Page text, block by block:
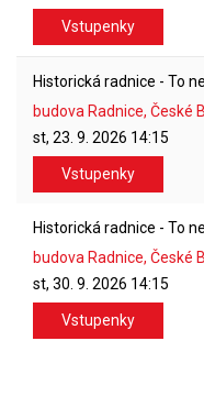
Vstupenky
Historická radnice - To
budova Radnice, České
st, 23. 9. 2026 14:15
Vstupenky
Historická radnice - To
budova Radnice, České
st, 30. 9. 2026 14:15
Vstupenky